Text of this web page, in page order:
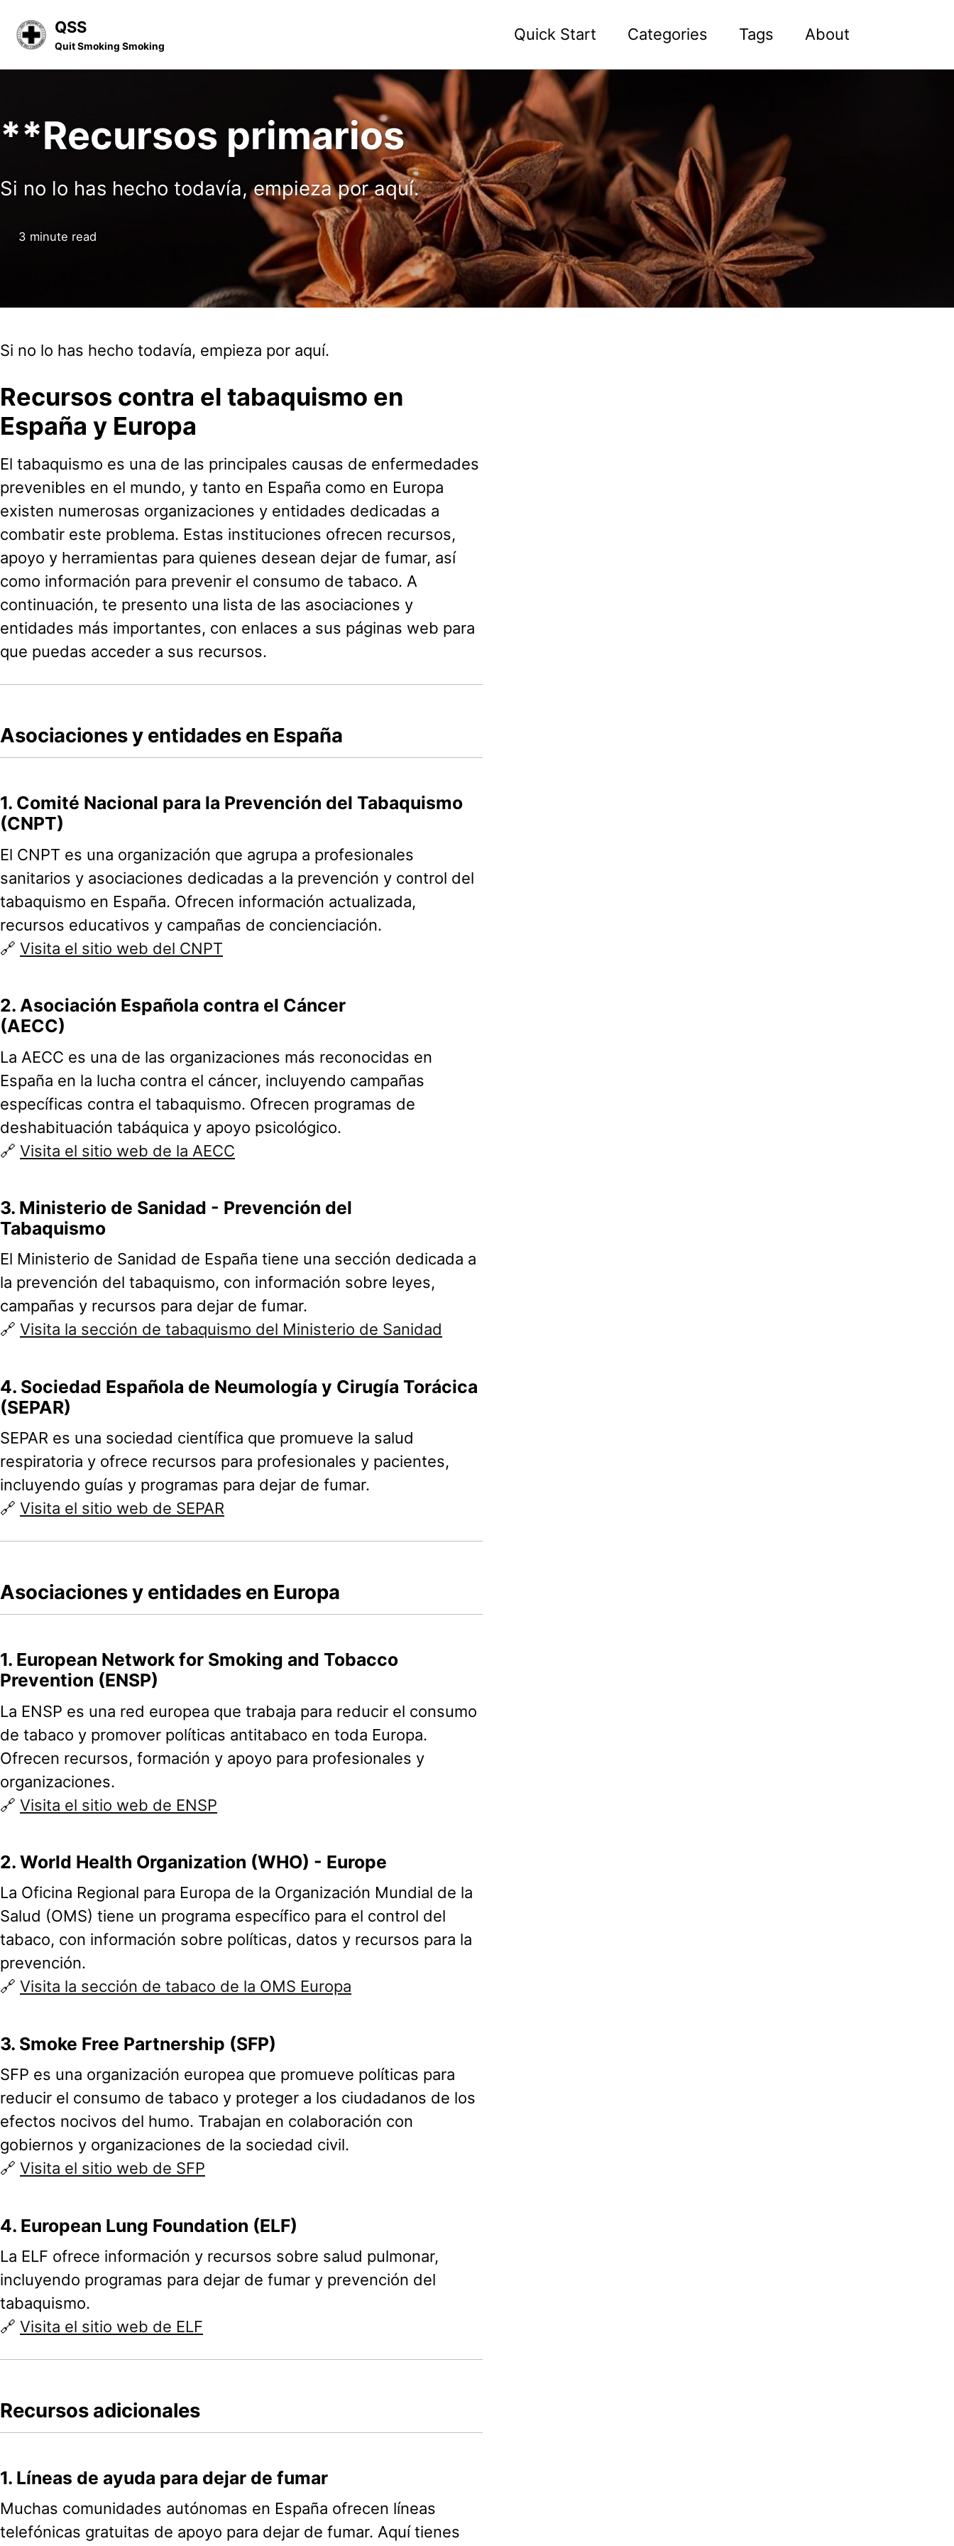
QSS
Quit Smoking Smoking
Quick Start Categories Tags About
**Recursos primarios
Si no lo has hecho todavía, empieza por aquí.
3 minute read
Si no lo has hecho todavía, empieza por aquí.
Recursos contra el tabaquismo en
España y Europa
El tabaquismo es una de las principales causas de enfermedades
prevenibles en el mundo, y tanto en España como en Europa
existen numerosas organizaciones y entidades dedicadas a
combatir este problema. Estas instituciones ofrecen recursos,
apoyo y herramientas para quienes desean dejar de fumar, así
como información para prevenir el consumo de tabaco. A
continuación, te presento una lista de las asociaciones y
entidades más importantes, con enlaces a sus páginas web para
que puedas acceder a sus recursos.
Asociaciones y entidades en España
1. Comité Nacional para la Prevención del Tabaquismo
(CNPT)
El CNPT es una organización que agrupa a profesionales
sanitarios y asociaciones dedicadas a la prevención y control del
tabaquismo en España. Ofrecen información actualizada,
recursos educativos y campañas de concienciación.
🔗 Visita el sitio web del CNPT
2. Asociación Española contra el Cáncer
(AECC)
La AECC es una de las organizaciones más reconocidas en
España en la lucha contra el cáncer, incluyendo campañas
específicas contra el tabaquismo. Ofrecen programas de
deshabituación tabáquica y apoyo psicológico.
🔗 Visita el sitio web de la AECC
3. Ministerio de Sanidad - Prevención del
Tabaquismo
El Ministerio de Sanidad de España tiene una sección dedicada a
la prevención del tabaquismo, con información sobre leyes,
campañas y recursos para dejar de fumar.
🔗 Visita la sección de tabaquismo del Ministerio de Sanidad
4. Sociedad Española de Neumología y Cirugía Torácica
(SEPAR)
SEPAR es una sociedad científica que promueve la salud
respiratoria y ofrece recursos para profesionales y pacientes,
incluyendo guías y programas para dejar de fumar.
🔗 Visita el sitio web de SEPAR
Asociaciones y entidades en Europa
1. European Network for Smoking and Tobacco
Prevention (ENSP)
La ENSP es una red europea que trabaja para reducir el consumo
de tabaco y promover políticas antitabaco en toda Europa.
Ofrecen recursos, formación y apoyo para profesionales y
organizaciones.
🔗 Visita el sitio web de ENSP
2. World Health Organization (WHO) - Europe
La Oficina Regional para Europa de la Organización Mundial de la
Salud (OMS) tiene un programa específico para el control del
tabaco, con información sobre políticas, datos y recursos para la
prevención.
🔗 Visita la sección de tabaco de la OMS Europa
3. Smoke Free Partnership (SFP)
SFP es una organización europea que promueve políticas para
reducir el consumo de tabaco y proteger a los ciudadanos de los
efectos nocivos del humo. Trabajan en colaboración con
gobiernos y organizaciones de la sociedad civil.
🔗 Visita el sitio web de SFP
4. European Lung Foundation (ELF)
La ELF ofrece información y recursos sobre salud pulmonar,
incluyendo programas para dejar de fumar y prevención del
tabaquismo.
🔗 Visita el sitio web de ELF
Recursos adicionales
1. Líneas de ayuda para dejar de fumar
Muchas comunidades autónomas en España ofrecen líneas
telefónicas gratuitas de apoyo para dejar de fumar. Aquí tienes